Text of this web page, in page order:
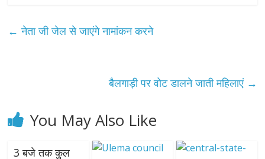
← नेता जी जेल से जाएंगे नामांकन करने
बैलगाड़ी पर वोट डालने जाती महिलाएं →
You May Also Like
3 बजे तक कुल